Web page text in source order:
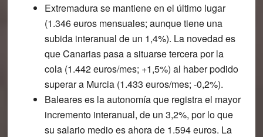
Extremadura se mantiene en el último lugar
(1.346 euros mensuales; aunque tiene una
subida interanual de un 1,4%). La novedad es
que Canarias pasa a situarse tercera por la
cola (1.442 euros/mes; +1,5%) al haber podido
superar a Murcia (1.433 euros/mes; -0,2%).
Baleares es la autonomía que registra el mayor
incremento interanual, de un 3,2%, por lo que
su salario medio es ahora de 1.594 euros. La